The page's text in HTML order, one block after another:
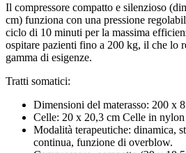
Il compressore compatto e silenzioso
cm) funziona con una pressione
ciclo di 10 minuti per la massima
ospitare pazienti fino a 200 kg, il che lo
gamma di esigenze.
Tratti somatici:
Dimensioni del materasso: 200 x
Celle: 20 x 20,3 cm Celle in
Modalità terapeutiche: dinamica,
continua, funzione di overblow.